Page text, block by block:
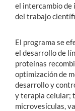
el intercambio de
del trabajo
El programa se
el desarrollo de
proteínas
optimización de
desarrollo y
y terapia celular;
microvesículas,